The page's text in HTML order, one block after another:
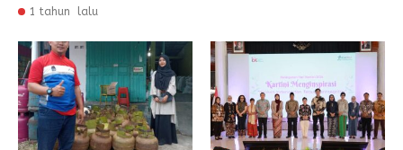
1 tahun lalu